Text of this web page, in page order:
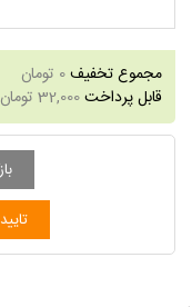
مجموع تخفیف0 تومان
قابل پرداخت32,000 تومان